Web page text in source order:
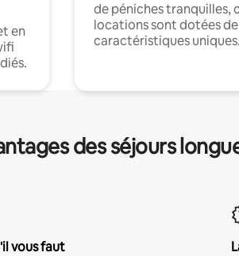
en
de péniches tranquilles,
locations sont dotées de
caractéristiques uniques.
des séjours
vous faut